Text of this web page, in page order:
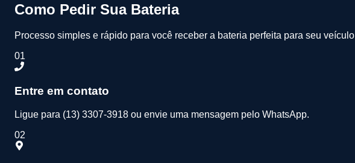
Como Pedir Sua Bateria
Processo simples e rápido para você receber a bateria perfeita para seu veículo
01
Entre em contato
Ligue para (13) 3307-3918 ou envie uma mensagem pelo WhatsApp.
02